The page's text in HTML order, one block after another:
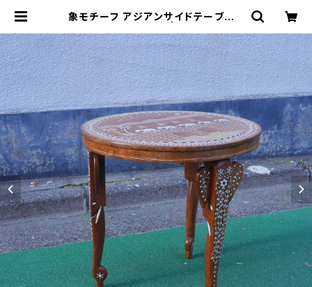
象モチーフ アジアンサイドテーブル |
のリサイクルショップ・古着